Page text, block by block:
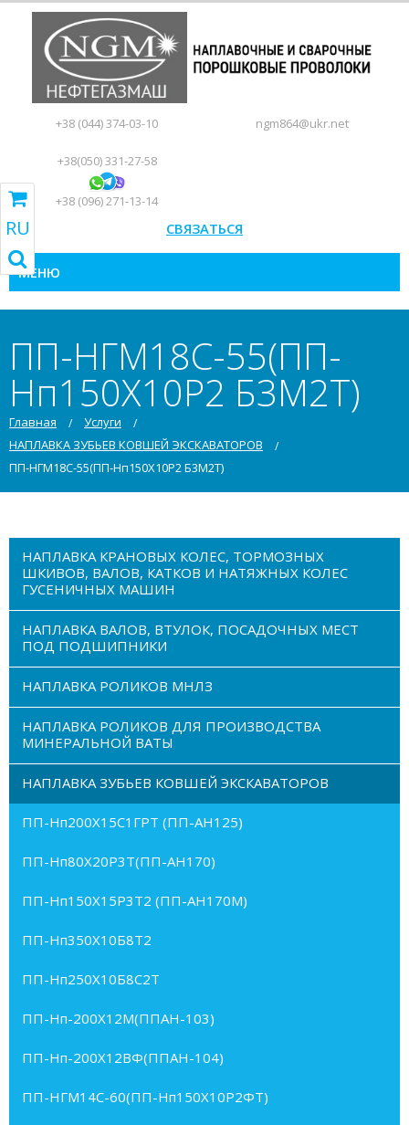
+38 (044) 374-03-10
+38(050) 331-27-58
+38 (096) 271-13-14
ngm864@ukr.net
СВЯЗАТЬСЯ
МЕНЮ
ПЕРЕЙТИ В КОРЗИНУ
RU
ПП-НГМ18С-55(ПП-
Нп150Х10Р2 Б3М2Т)
Главная
Услуги
НАПЛАВКА ЗУБЬЕВ КОВШЕЙ ЭКСКАВАТОРОВ
ПП-НГМ18С-55(ПП-Нп150Х10Р2 Б3М2Т)
НАПЛАВКА КРАНОВЫХ КОЛЕС, ТОРМОЗНЫХ
ШКИВОВ, ВАЛОВ, КАТКОВ И НАТЯЖНЫХ КОЛЕС
ГУСЕНИЧНЫХ МАШИН
НАПЛАВКА ВАЛОВ, ВТУЛОК, ПОСАДОЧНЫХ МЕСТ
ПОД ПОДШИПНИКИ
НАПЛАВКА РОЛИКОВ МНЛЗ
НАПЛАВКА РОЛИКОВ ДЛЯ ПРОИЗВОДСТВА
МИНЕРАЛЬНОЙ ВАТЫ
НАПЛАВКА ЗУБЬЕВ КОВШЕЙ ЭКСКАВАТОРОВ
ПП-Нп200Х15С1ГРТ (ПП-АН125)
ПП-Нп80Х20Р3Т(ПП-АН170)
ПП-Нп150Х15Р3Т2 (ПП-АН170М)
ПП-Нп350Х10Б8Т2
ПП-Нп250Х10Б8С2Т
ПП-Нп-200Х12М(ППАН-103)
ПП-Нп-200Х12ВФ(ППАН-104)
ПП-НГМ14С-60(ПП-Нп150Х10Р2ФТ)